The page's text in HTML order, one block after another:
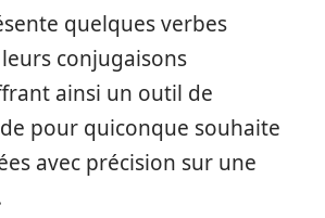
quelques verbes
conjugaisons
ainsi un outil de
pour quiconque souhaite
avec précision sur une